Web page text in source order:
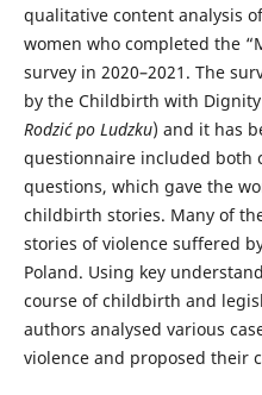
qualitative content analysis
women who completed the
survey in 2020–2021. The
by the Childbirth with
Rodzić po Ludzku) and it has
questionnaire included both
questions, which gave the
childbirth stories. Many of
stories of violence suffered
Poland. Using key
course of childbirth and
authors analysed various
violence and proposed their